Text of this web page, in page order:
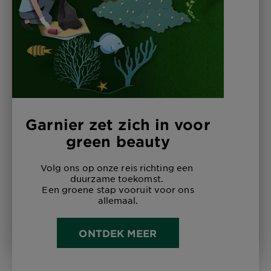
Garnier zet zich in voor
green beauty
Volg ons op onze reis richting een
duurzame toekomst.
Een groene stap vooruit voor ons
allemaal.
ONTDEK MEER